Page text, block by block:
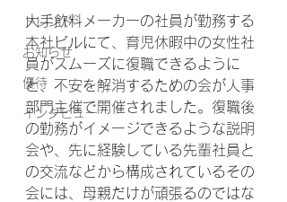
トレンド
お知らせ
優待
インタビュー
大手飲料メーカーの社員が勤務する
本社ビルにて、育児休暇中の女性社
員がスムーズに復職できるように
と、不安を解消するための会が人事
部門主催で開催されました。復職後
の勤務がイメージできるような説明
会や、先に経験している先輩社員と
の交流などから構成されているその
会には、母親だけが頑張るのではな